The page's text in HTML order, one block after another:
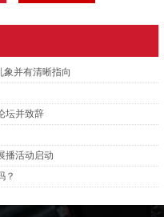
象并有清晰指向
坛并致辞
播活动启动
？